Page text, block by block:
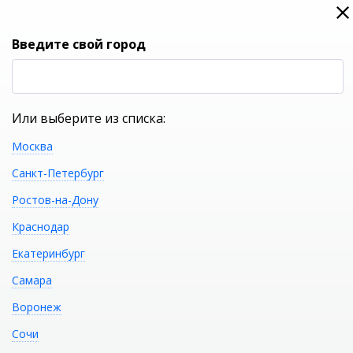
0
Душевой поддон KOLPA-
SAN Flamenco 110х80 FLAM110
Введите свой город
Или выберите из списка:
Москва
Санкт-Петербург
Ростов-на-Дону
Краснодар
Екатеринбург
Самара
Воронеж
Сочи